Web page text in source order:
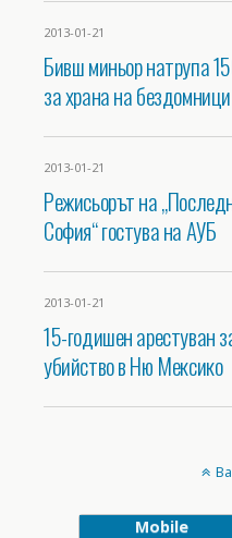
2013-01-21
Бивш миньор натрупа
за храна на бездомници
2013-01-21
Режисьорът на
София“ гостува на АУБ
2013-01-21
15-годишен арестуван
убийство в Ню Мексико
Mobile